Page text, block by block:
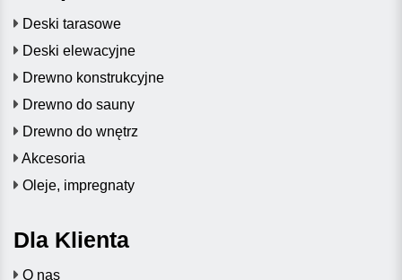
Deski tarasowe
Deski elewacyjne
Drewno konstrukcyjne
Drewno do sauny
Drewno do wnętrz
Akcesoria
Oleje, impregnaty
Dla Klienta
O nas